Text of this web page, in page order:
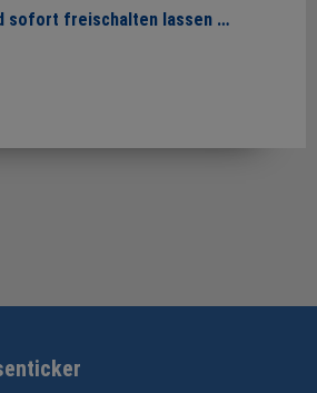
sofort freischalten lassen …